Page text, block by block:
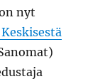
nyt
Keskisestä